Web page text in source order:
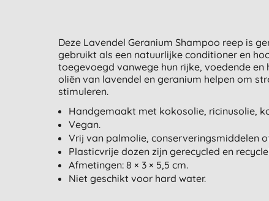
Deze Lavendel Geranium Shampoo reep is
gebruikt als een natuurlijke conditioner en
toegevoegd vanwege hun rijke, voedende
oliën van lavendel en geranium helpen om
stimuleren.
Handgemaakt met kokosolie, ricinusolie,
Vegan.
Vrij van palmolie, conserveringsmiddelen
Plasticvrije dozen zijn gerecycled en
Afmetingen: 8 × 3 × 5,5 cm.
Niet geschikt voor hard water.